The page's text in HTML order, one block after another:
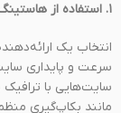
۱. استفاده از هاستینگ باکیفیت
انتخاب یک
سرعت و پایداری
سایت‌هایی با
مانند بکاپ‌گیری